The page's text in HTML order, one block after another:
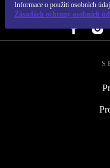
Informace o použití osobních
Zásadách ochrany osobních